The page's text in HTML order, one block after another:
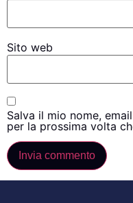
Sito web
Salva il mio nome,
per la prossima volta